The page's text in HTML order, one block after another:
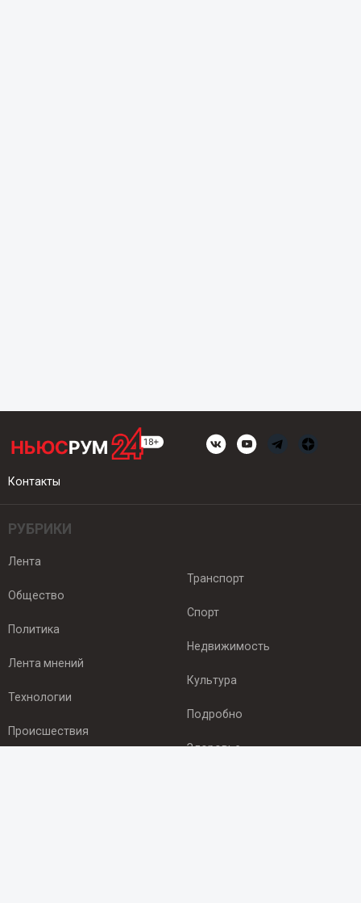
Контакты
РУБРИКИ
Лента
Общество
Политика
Лента мнений
Технологии
Происшествия
Транспорт
Спорт
Недвижимость
Культура
Подробно
Здоровье